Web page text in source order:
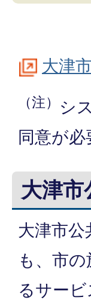
大津
（注）
シ
同意が必
大津
大津市
も、市
るサービ